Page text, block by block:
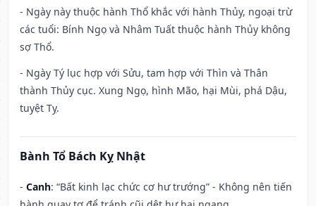
- Ngày này thuộc hành Thổ khắc với hành Thủy, ngoại trừ
các tuổi: Bính Ngọ và Nhâm Tuất thuộc hành Thủy không
sợ Thổ.
- Ngày Tý lục hợp với Sửu, tam hợp với Thìn và Thân
thành Thủy cục. Xung Ngọ, hình Mão, hại Mùi, phá Dậu,
tuyệt Tỵ.
Bành Tổ Bách Kỵ Nhật
- Canh: “Bất kinh lạc chức cơ hư trướng” - Không nên tiến